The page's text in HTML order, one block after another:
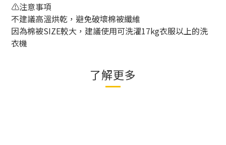
⚠️注意事項
不建議高溫烘乾，避免破壞棉被纖維
因為棉被SIZE較大，建議使用可洗濯17kg衣服以上的洗
衣機
了解更多